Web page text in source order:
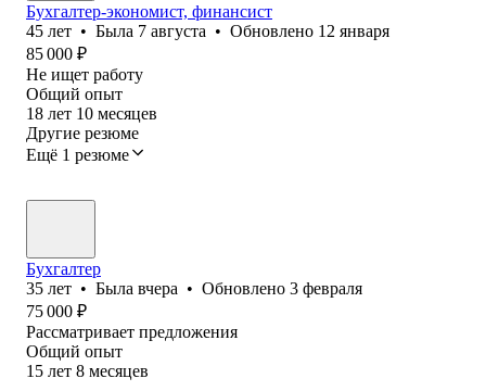
Бухгалтер-экономист, финансист
45 лет • Была 7 августа • Обновлено 12 января
85 000 ₽
Не ищет работу
Общий опыт
18 лет 10 месяцев
Другие резюме
Ещё 1 резюме
Бухгалтер
35 лет • Была вчера • Обновлено 3 февраля
75 000 ₽
Рассматривает предложения
Общий опыт
15 лет 8 месяцев